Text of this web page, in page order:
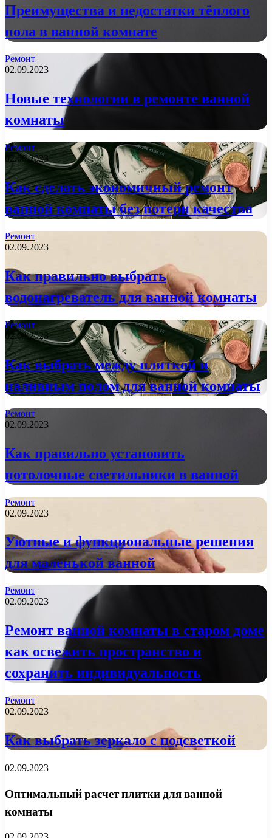
Преимущества и недостатки тёплого
пола в ванной комнате
Ремонт
02.09.2023
Новые технологии в ремонте ванной
комнаты
Ремонт
02.09.2023
Как сделать экономичный ремонт
ванной комнаты без потери качества
Ремонт
02.09.2023
Как правильно выбрать
водонагреватель для ванной комнаты
Ремонт
02.09.2023
Как выбрать между плиткой и
наливным полом для ванной комнаты
Ремонт
02.09.2023
Как правильно установить
потолочные светильники в ванной
Ремонт
02.09.2023
Уютные и функциональные решения
для маленькой ванной
Ремонт
02.09.2023
Ремонт ванной комнаты в старом доме
как освежить пространство и
сохранить индивидуальность
Ремонт
02.09.2023
Как выбрать зеркало с подсветкой
02.09.2023
Оптимальный расчет плитки для ванной
комнаты